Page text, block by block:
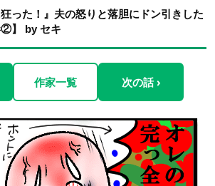
狂った！』夫の怒りと落胆にドン引きした
②】 by セキ
作家一覧 次の話 ›